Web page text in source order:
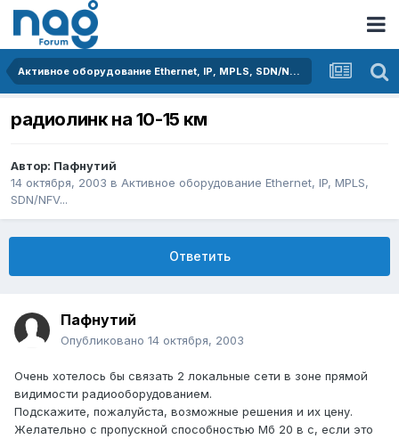
Активное оборудование Ethernet, IP, MPLS, SDN/NFV...
радиолинк на 10-15 км
Автор: Пафнутий
14 октября, 2003 в Активное оборудование Ethernet, IP, MPLS,
SDN/NFV...
Ответить
Пафнутий
Опубликовано 14 октября, 2003
Очень хотелось бы связать 2 локальные сети в зоне прямой
видимости радиооборудованием.
Подскажите, пожалуйста, возможные решения и их цену.
Желательно с пропускной способностью Мб 20 в с, если это